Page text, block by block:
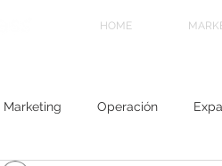
HOME
Marketing Operación